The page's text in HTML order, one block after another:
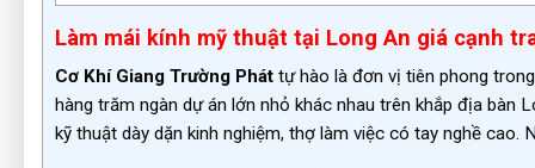
Làm mái kính mỹ thuật tại Long An giá cạnh
Cơ Khí Giang Trường Phát tự hào là đơn vị tiên phong
hàng trăm ngàn dự án lớn nhỏ khác nhau trên khắp địa bàn
kỹ thuật dày dặn kinh nghiệm, thợ làm việc có tay nghề